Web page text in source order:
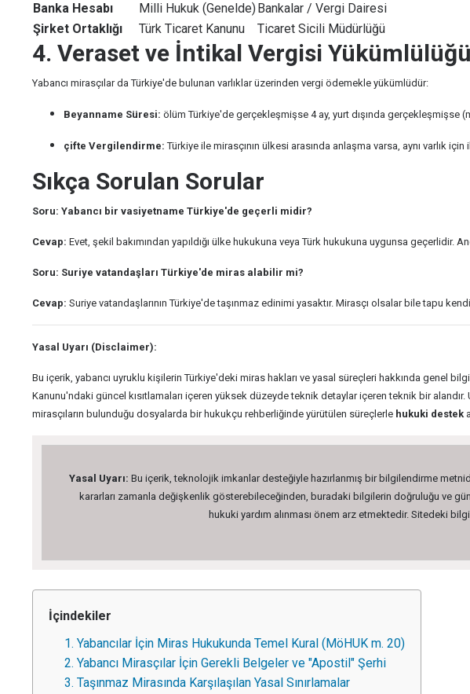
Banka Hesabı
Milli Hukuk (Genelde)Bankalar / Vergi Dairesi
Şirket Ortaklığı
Türk Ticaret Kanunu Ticaret Sicili Müdürlüğü
4. Veraset ve İntikal Vergisi Yükümlülüğü
Yabancı mirasçılar da Türkiye'de bulunan varlıklar üzerinden vergi ödemekle yükümlüdür:
Beyanname Süresi: ölüm Türkiye'de gerçekleşmişse 4 ay, yurt dışında gerçekleşmişse
çifte Vergilendirme: Türkiye ile mirasçının ülkesi arasında anlaşma varsa, aynı varlık
Sıkça Sorulan Sorular
Soru: Yabancı bir vasiyetname Türkiye'de geçerli midir?
Cevap: Evet, şekil bakımından yapıldığı ülke hukukuna veya Türk hukukuna uygunsa geçerlidir.
Soru: Suriye vatandaşları Türkiye'de miras alabilir mi?
Cevap: Suriye vatandaşlarının Türkiye'de taşınmaz edinimi yasaktır. Mirasçı olsalar bile tapu
Yasal Uyarı (Disclaimer):
Bu içerik, yabancı uyruklu kişilerin Türkiye'deki miras hakları ve yasal süreçleri hakkında genel
Kanunu'ndaki güncel kısıtlamaları içeren yüksek düzeyde teknik detaylar içeren teknik bir
mirasçıların bulunduğu dosyalarda bir hukukçu rehberliğinde yürütülen süreçlerle hukuki destek
Yasal Uyarı: Bu içerik, teknolojik imkanlar desteğiyle hazırlanmış bir bilgilendirme
kararları zamanla değişkenlik gösterebileceğinden, buradaki bilgilerin doğruluğu ve
hukuki yardım alınması önem arz etmektedir. Sitedeki
İçindekiler
1. Yabancılar İçin Miras Hukukunda Temel Kural (MöHUK m. 20)
2. Yabancı Mirasçılar İçin Gerekli Belgeler ve "Apostil" Şerhi
3. Taşınmaz Mirasında Karşılaşılan Yasal Sınırlamalar